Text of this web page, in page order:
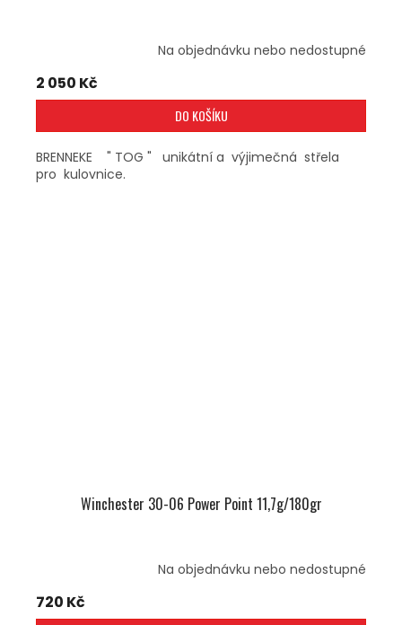
Na objednávku nebo nedostupné
2 050 Kč
DO KOŠÍKU
BRENNEKE " TOG " unikátní a výjimečná střela
pro kulovnice.
Winchester 30-06 Power Point 11,7g/180gr
Na objednávku nebo nedostupné
720 Kč